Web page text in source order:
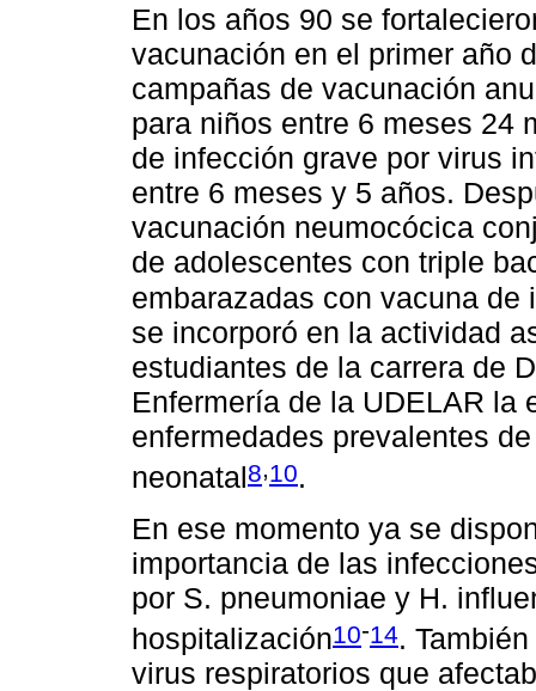
En los años 90 se
vacunación en el primer año
campañas de vacunación
para niños entre 6 meses 24
de infección grave por virus
entre 6 meses y 5 años.
vacunación neumocócica
de adolescentes con triple
embarazadas con vacuna de
se incorporó en la actividad
estudiantes de la carrera de
Enfermería de la UDELAR la
enfermedades prevalentes
neonatal8,10.
En ese momento ya se
importancia de las
por S. pneumoniae y H.
hospitalización10-14.
virus respiratorios que